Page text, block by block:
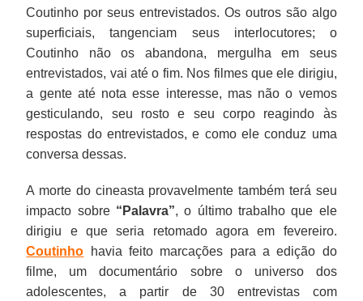
Coutinho por seus entrevistados. Os outros são algo
superficiais, tangenciam seus interlocutores; o
Coutinho não os abandona, mergulha em seus
entrevistados, vai até o fim. Nos filmes que ele dirigiu,
a gente até nota esse interesse, mas não o vemos
gesticulando, seu rosto e seu corpo reagindo às
respostas do entrevistados, e como ele conduz uma
conversa dessas.
A morte do cineasta provavelmente também terá seu
impacto sobre “Palavra”, o último trabalho que ele
dirigiu e que seria retomado agora em fevereiro.
Coutinho havia feito marcações para a edição do
filme, um documentário sobre o universo dos
adolescentes, a partir de 30 entrevistas com